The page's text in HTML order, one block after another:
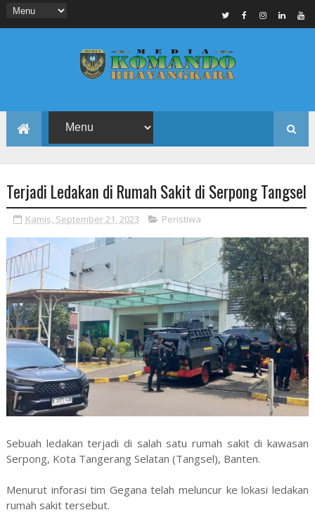
Terjadi Ledakan di Rumah Sakit di Serpong Tangsel
Kamis, September 21, 2023 Peristiwa
Sebuah ledakan terjadi di salah satu rumah sakit di kawasan
Serpong, Kota Tangerang Selatan (Tangsel), Banten.
Menurut inforasi tim Gegana telah meluncur ke lokasi ledakan
rumah sakit tersebut.